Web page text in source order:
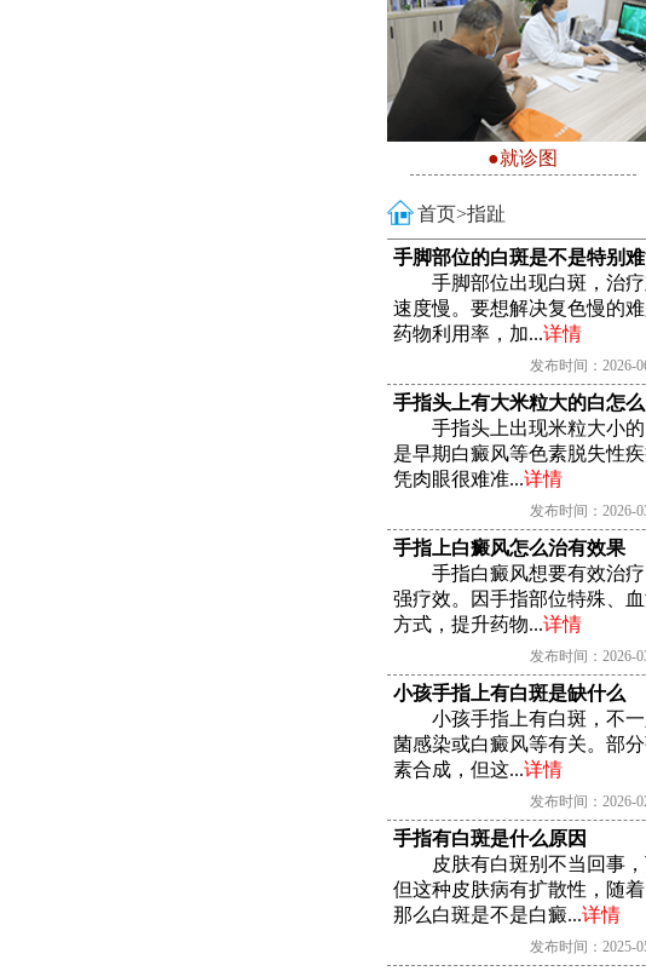
●就诊图
首页>指趾
手脚部位的白斑是不是特别
手脚部位出现白斑，治
速度慢。要想解决复色慢的
药物利用率，加...详情
发布时间：2026-
手指头上有大米粒大的白怎
手指头上出现米粒大小
是早期白癜风等色素脱失性
凭肉眼很难准...详情
发布时间：2026-
手指上白癜风怎么治有效果
手指白癜风想要有效治
强疗效。因手指部位特殊、
方式，提升药物...详情
发布时间：2026-
小孩手指上有白斑是缺什么
小孩手指上有白斑，不
菌感染或白癜风等有关。部
素合成，但这...详情
发布时间：2026-
手指有白斑是什么原因
皮肤有白斑别不当回事
但这种皮肤病有扩散性，随
那么白斑是不是白癜...详情
发布时间：2025-